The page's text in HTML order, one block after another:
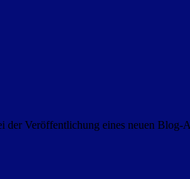
Veröffentlichung eines neuen Blog-